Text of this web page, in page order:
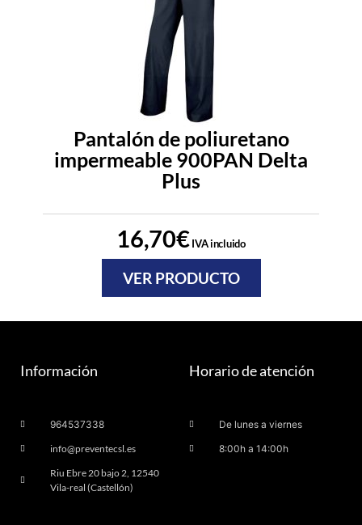
Pantalón de poliuretano
impermeable 900PAN Delta
Plus
16,70€IVA incluido
VER PRODUCTO
Información
964537338
info@preventecsl.es
Riu Ebre 20 bajo 2, 12540
Vila-real (Castellón)
Horario de atención
De lunes a viernes
8:00h a 14:00h